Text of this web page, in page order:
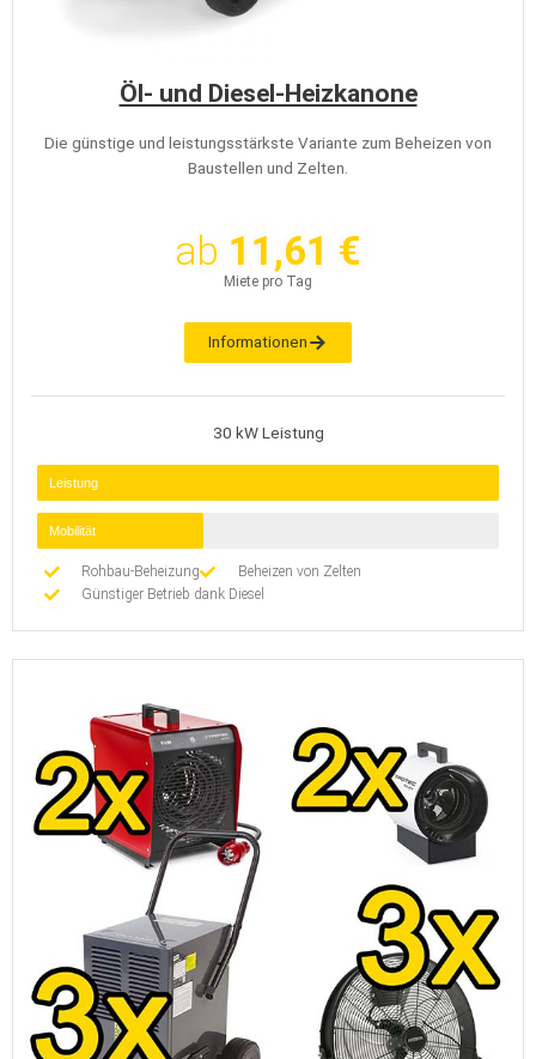
Öl- und Diesel-Heizkanone
Die günstige und leistungsstärkste Variante zum Beheizen von
Baustellen und Zelten.
ab 11,61 €
Miete pro Tag
Informationen
30 kW Leistung
Leistung
Mobilität
Rohbau-Beheizung
Beheizen von Zelten
Günstiger Betrieb dank Diesel